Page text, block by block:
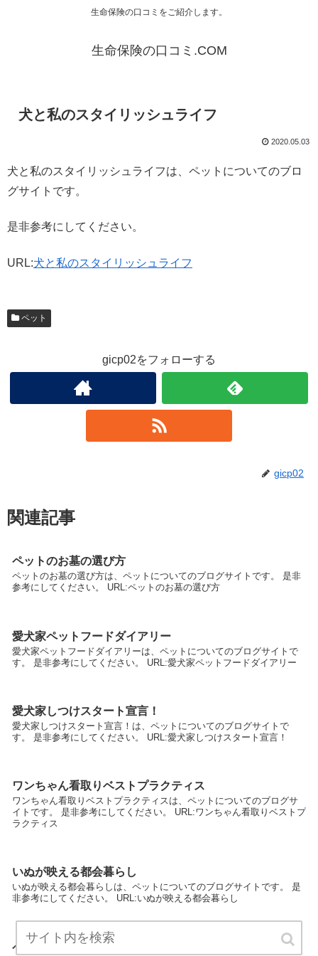
生命保険の口コミをご紹介します。
生命保険の口コミ.COM
犬と私のスタイリッシュライフ
2020.05.03
犬と私のスタイリッシュライフは、ペットについてのブロ
グサイトです。
是非参考にしてください。
URL:犬と私のスタイリッシュライフ
ペット
gicp02をフォローする
gicp02
関連記事
ペットのお墓の選び方
ペットのお墓の選び方は、ペットについてのブログサイトです。 是非
参考にしてください。 URL:ペットのお墓の選び方
愛犬家ペットフードダイアリー
愛犬家ペットフードダイアリーは、ペットについてのブログサイトで
す。 是非参考にしてください。 URL:愛犬家ペットフードダイアリー
愛犬家しつけスタート宣言！
愛犬家しつけスタート宣言！は、ペットについてのブログサイトで
す。 是非参考にしてください。 URL:愛犬家しつけスタート宣言！
ワンちゃん看取りベストプラクティス
ワンちゃん看取りベストプラクティスは、ペットについてのブログサ
イトです。 是非参考にしてください。 URL:ワンちゃん看取りベストプ
ラクティス
いぬが映える都会暮らし
いぬが映える都会暮らしは、ペットについてのブログサイトです。 是
非参考にしてください。 URL:いぬが映える都会暮らし
ペットの供養を語ろう会